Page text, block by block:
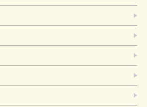
ブライダル